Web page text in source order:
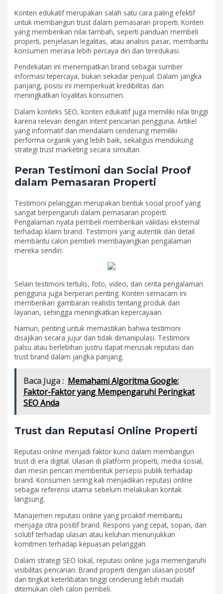
Konten edukatif merupakan salah satu cara paling efektif
untuk membangun trust dalam pemasaran properti. Konten
yang memberikan nilai tambah, seperti panduan membeli
properti, penjelasan legalitas, atau analisis pasar, membantu
konsumen merasa lebih percaya diri dan teredukasi.
Pendekatan ini menempatkan brand sebagai sumber
informasi tepercaya, bukan sekadar penjual. Dalam jangka
panjang, posisi ini memperkuat kredibilitas dan
meningkatkan loyalitas konsumen.
Dalam konteks SEO, konten edukatif juga memiliki nilai tinggi
karena relevan dengan intent pencarian pengguna. Artikel
yang informatif dan mendalam cenderung memiliki
performa organik yang lebih baik, sekaligus mendukung
strategi trust marketing secara simultan.
Peran Testimoni dan Social Proof
dalam Pemasaran Properti
Testimoni pelanggan merupakan bentuk social proof yang
sangat berpengaruh dalam pemasaran properti.
Pengalaman nyata pembeli memberikan validasi eksternal
terhadap klaim brand. Testimoni yang autentik dan detail
membantu calon pembeli membayangkan pengalaman
mereka sendiri.
Selain testimoni tertulis, foto, video, dan cerita pengalaman
pengguna juga berperan penting. Konten semacam ini
memberikan gambaran realistis tentang produk dan
layanan, sehingga meningkatkan kepercayaan.
Namun, penting untuk memastikan bahwa testimoni
disajikan secara jujur dan tidak dimanipulasi. Testimoni
palsu atau berlebihan justru dapat merusak reputasi dan
trust brand dalam jangka panjang.
Baca Juga : Memahami Algoritma Google:
Faktor-Faktor yang Mempengaruhi Peringkat
SEO Anda
Trust dan Reputasi Online Properti
Reputasi online menjadi faktor kunci dalam membangun
trust di era digital. Ulasan di platform properti, media sosial,
dan mesin pencari membentuk persepsi publik terhadap
brand. Konsumen sering kali menjadikan reputasi online
sebagai referensi utama sebelum melakukan kontak
langsung.
Manajemen reputasi online yang proaktif membantu
menjaga citra positif brand. Respons yang cepat, sopan, dan
solutif terhadap ulasan atau keluhan menunjukkan
komitmen terhadap kepuasan pelanggan.
Dalam strategi SEO lokal, reputasi online juga memengaruhi
visibilitas pencarian. Brand properti dengan ulasan positif
dan tingkat keterlibatan tinggi cenderung lebih mudah
ditemukan oleh calon pembeli.